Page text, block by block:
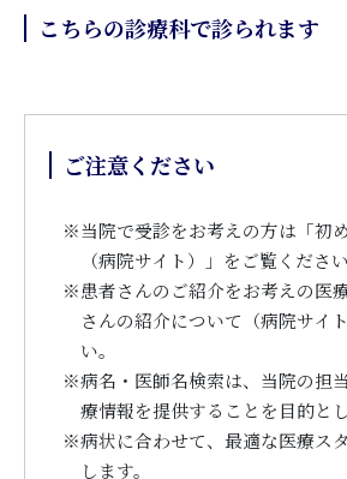
こちらの診療科で診られます
ご注意ください
※当院で受診をお考えの方は「初
（病院サイト）」をご覧ください
※患者さんのご紹介をお考えの医
さんの紹介について（病院サイ
い。
※病名・医師名検索は、当院の担
療情報を提供することを目的と
※病状に合わせて、最適な医療ス
します。